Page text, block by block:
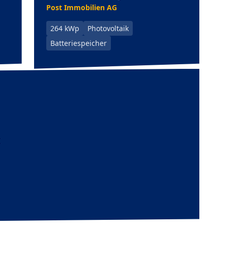
Post Immobilien AG
264 kWp
Photovoltaik
Batteriespeicher